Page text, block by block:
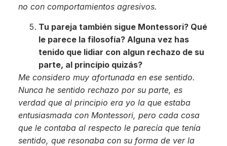
no con comportamientos agresivos.
Tu pareja también sigue Montessori? Qué
le parece la filosofía? Alguna vez has
tenido que lidiar con algun rechazo de su
parte, al princípio quizás?
Me considero muy afortunada en ese sentido.
Nunca he sentido rechazo por su parte, es
verdad que al principio era yo la que estaba
entusiasmada con Montessori, pero cada cosa
que le contaba al respecto le parecía que tenía
sentido, que resonaba con su forma de ver la